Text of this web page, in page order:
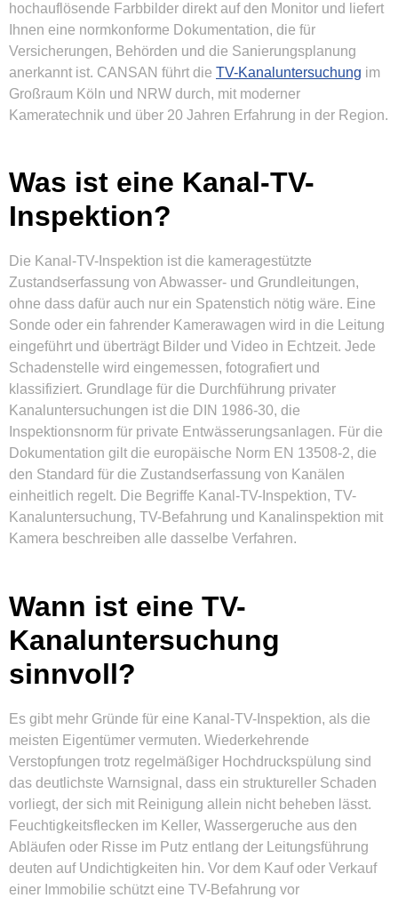
hochauflösende Farbbilder direkt auf den Monitor und liefert
Ihnen eine normkonforme Dokumentation, die für
Versicherungen, Behörden und die Sanierungsplanung
anerkannt ist. CANSAN führt die TV-Kanaluntersuchung im
Großraum Köln und NRW durch, mit moderner
Kameratechnik und über 20 Jahren Erfahrung in der Region.
Was ist eine Kanal-TV-
Inspektion?
Die Kanal-TV-Inspektion ist die kameragestützte
Zustandserfassung von Abwasser- und Grundleitungen,
ohne dass dafür auch nur ein Spatenstich nötig wäre. Eine
Sonde oder ein fahrender Kamerawagen wird in die Leitung
eingeführt und überträgt Bilder und Video in Echtzeit. Jede
Schadenstelle wird eingemessen, fotografiert und
klassifiziert. Grundlage für die Durchführung privater
Kanaluntersuchungen ist die DIN 1986-30, die
Inspektionsnorm für private Entwässerungsanlagen. Für die
Dokumentation gilt die europäische Norm EN 13508-2, die
den Standard für die Zustandserfassung von Kanälen
einheitlich regelt. Die Begriffe Kanal-TV-Inspektion, TV-
Kanaluntersuchung, TV-Befahrung und Kanalinspektion mit
Kamera beschreiben alle dasselbe Verfahren.
Wann ist eine TV-
Kanaluntersuchung
sinnvoll?
Es gibt mehr Gründe für eine Kanal-TV-Inspektion, als die
meisten Eigentümer vermuten. Wiederkehrende
Verstopfungen trotz regelmäßiger Hochdruckspülung sind
das deutlichste Warnsignal, dass ein struktureller Schaden
vorliegt, der sich mit Reinigung allein nicht beheben lässt.
Feuchtigkeitsflecken im Keller, Wassergeruche aus den
Abläufen oder Risse im Putz entlang der Leitungsführung
deuten auf Undichtigkeiten hin. Vor dem Kauf oder Verkauf
einer Immobilie schützt eine TV-Befahrung vor